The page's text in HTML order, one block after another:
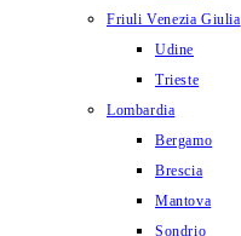
Friuli Venezia Giulia
Udine
Trieste
Lombardia
Bergamo
Brescia
Mantova
Sondrio